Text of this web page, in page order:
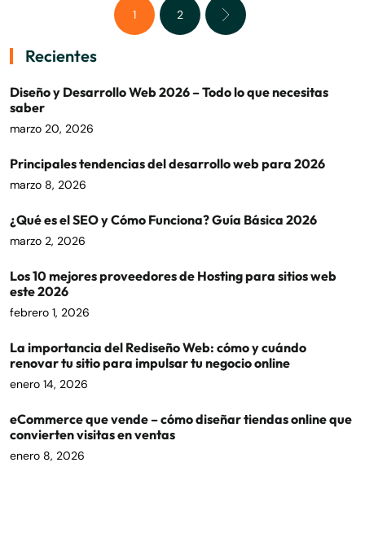
1 2
Recientes
Diseño y Desarrollo Web 2026 – Todo lo que necesitas
saber
marzo 20, 2026
Principales tendencias del desarrollo web para 2026
marzo 8, 2026
¿Qué es el SEO y Cómo Funciona? Guía Básica 2026
marzo 2, 2026
Los 10 mejores proveedores de Hosting para sitios web
este 2026
febrero 1, 2026
La importancia del Rediseño Web: cómo y cuándo
renovar tu sitio para impulsar tu negocio online
enero 14, 2026
eCommerce que vende – cómo diseñar tiendas online que
convierten visitas en ventas
enero 8, 2026